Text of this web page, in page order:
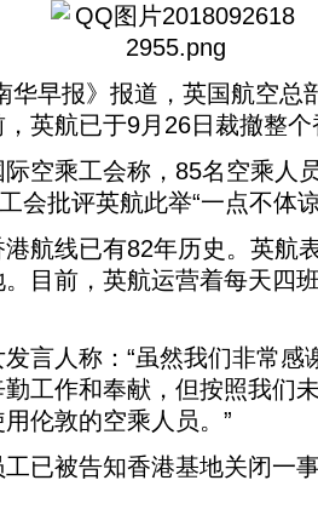
报》报道，英国航空总
英航已于9月26日裁撤整
乘工会称，85名空乘人
会批评英航此举“一点不体
线已有82年历史。英航
目前，英航运营着每天四
人称：“虽然我们非常感
工作和奉献，但按照我们
伦敦的空乘人员。”
被告知香港基地关闭一